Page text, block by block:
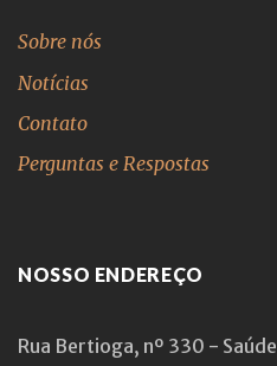
Sobre nós
Notícias
Contato
Perguntas e Respostas
NOSSO ENDEREÇO
Rua Bertioga, nº 330 - Saúde